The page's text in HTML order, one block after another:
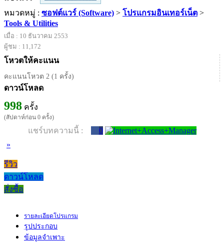
หมวดหมู่ : ซอฟต์แวร์ (Software) > โปรแกรมอินเทอร์เน็ต >
Tools & Utilities
เมื่อ : 10 ธันวาคม 2553
ผู้ชม : 11,172
โหวตให้คะแนน
คะแนนโหวต 2 (1 ครั้ง)
ดาวน์โหลด
998 ครั้ง
(สัปดาห์ก่อน 0 ครั้ง)
แชร์บทความนี้ :
0
»
รีวิว
ดาวน์โหลด
สั่งซื้อ
รายละเอียดโปรแกรม
รูปประกอบ
ข้อมูลจำเพาะ